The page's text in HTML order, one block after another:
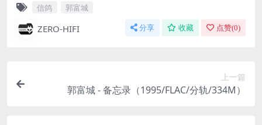
信鸽 郭富城
ZERO-HIFI 分享 收藏 点赞(0)
上一篇
郭富城 - 备忘录（1995/FLAC/分轨/334M）